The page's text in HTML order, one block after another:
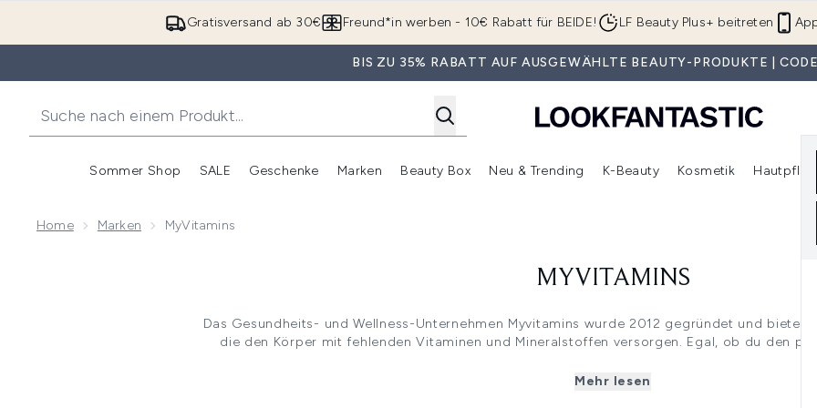
Zum Hauptinhalt springen
Gratisversand ab 30€ Freund*in werben - 10€ Rabatt für BEIDE! LF Beauty Plus+ beitreten
BIS ZU 35% RABATT AUF AUSGEWÄHLTE BEAUTY-PRODUKTE |
Sommer Shop
Untermenü Anmelden (Sommer Shop)
SALE
Untermenü Anmelden (SALE)
Geschenke
Untermenü Anmelden (Geschenke)
Marken
Untermenü Anmelden (Marken)
Beauty Box
Untermenü Anmelden (Beauty Box)
Neu & Trending
Untermenü Anmelden (Neu &
K-Beauty Kosmetik Hautpflege
Home Marken MyVitamins
MYVITAMINS
Das Gesundheits- und Wellness-Unternehmen Myvitamins wurde 2012 gegründet und bietet
die den Körper mit fehlenden Vitaminen und Mineralstoffen versorgen. Egal, ob du den
Energieschub suchst – die Produkte von Myvitamins finden in jedem Badezimmerschrank
Behältern und Pulvern bis hin zu Gummibärchen, Tabletten und
Mehr lesen